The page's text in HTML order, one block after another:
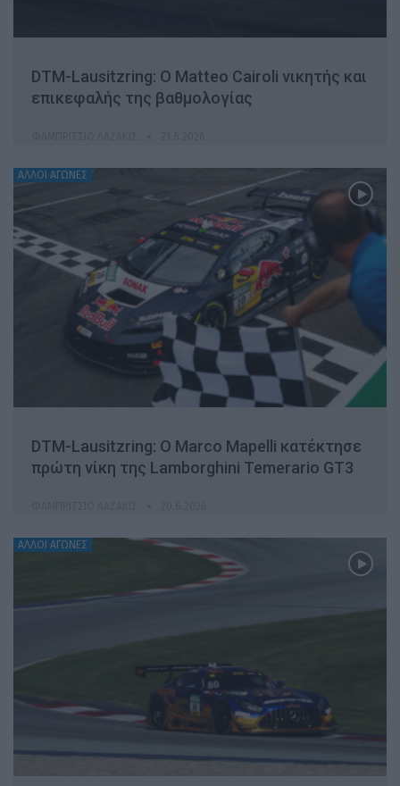
DTM-Lausitzring: Ο Matteo Cairoli νικητής και
επικεφαλής της βαθμολογίας
ΆΛΛΟΙ ΑΓΏΝΕΣ
DTM-Lausitzring: Ο Marco Mapelli κατέκτησε
πρώτη νίκη της Lamborghini Temerario GT3
ΆΛΛΟΙ ΑΓΏΝΕΣ